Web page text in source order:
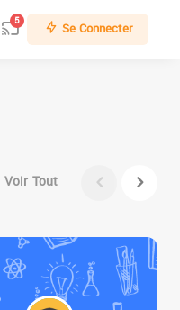
5 Se Connecter
Voir Tout